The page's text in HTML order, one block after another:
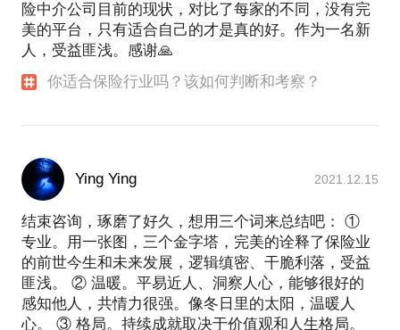
险中介公司目前的现状，对比了每家的不同，没有完
美的平台，只有适合自己的才是真的好。作为一名新
人，受益匪浅。感谢🙏
你适合保险行业吗？该如何判断和考察？
Ying Ying 2021.12.15
结束咨询，琢磨了好久，想用三个词来总结吧： ①
专业。用一张图，三个金字塔，完美的诠释了保险业
的前世今生和未来发展，逻辑缜密、干脆利落，受益
匪浅。 ② 温暖。平易近人、洞察人心，能够很好的
感知他人，共情力很强。像冬日里的太阳，温暖人
心。 ③ 格局。持续成就取决于价值观和人生格局。